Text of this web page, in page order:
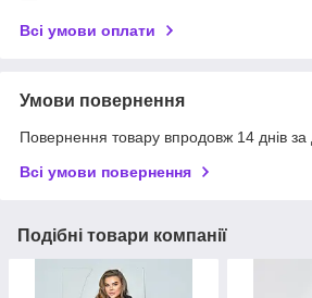
Всі умови оплати
Умови повернення
Повернення товару впродовж 14 днів за
Всі умови повернення
Подібні товари компанії